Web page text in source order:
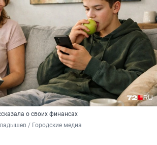
о своих финансах
/ Городские медиа